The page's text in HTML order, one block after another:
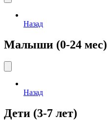
Назад
Малыши (0-24 мес)
Назад
Дети (3-7 лет)